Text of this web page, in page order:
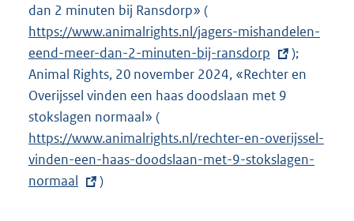
k
dan 2 minuten bij Ransdorp» (
x
t
e
r
e
l
https://www.animalrights.nl/jagers-mishandelen-
eend-meer-dan-2-minuten-bij-ransdorp
);
Animal Rights, 20 november 2024, «Rechter en
Overijssel vinden een haas doodslaan met 9
stokslagen normaal» (
x
t
https://www.animalrights.nl/rechter-en-overijssel-
vinden-een-haas-doodslaan-met-9-stokslagen-
normaal
)